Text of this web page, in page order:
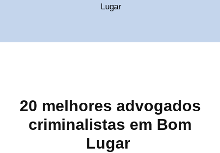
Lugar
20 melhores advogados
criminalistas em Bom
Lugar